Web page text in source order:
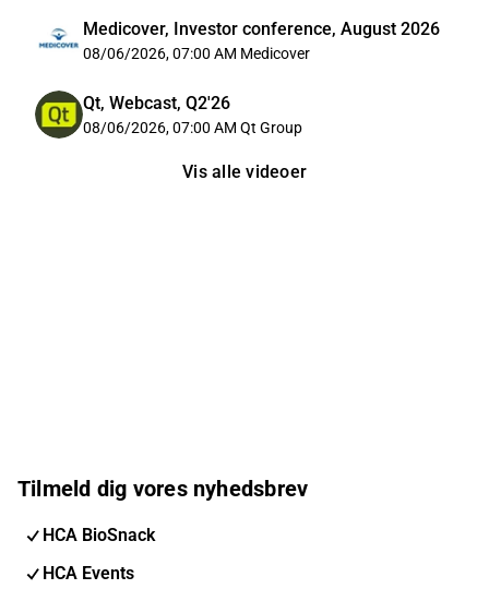
Medicover, Investor conference, August 2026
08/06/2026, 07:00 AM Medicover
Qt, Webcast, Q2'26
08/06/2026, 07:00 AM Qt Group
Vis alle videoer
Tilmeld dig vores nyhedsbrev
HCA BioSnack
HCA Events